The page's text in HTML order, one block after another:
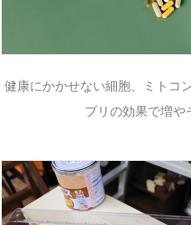
健康にかかせない細胞、ミトコ
プリの効果で増や